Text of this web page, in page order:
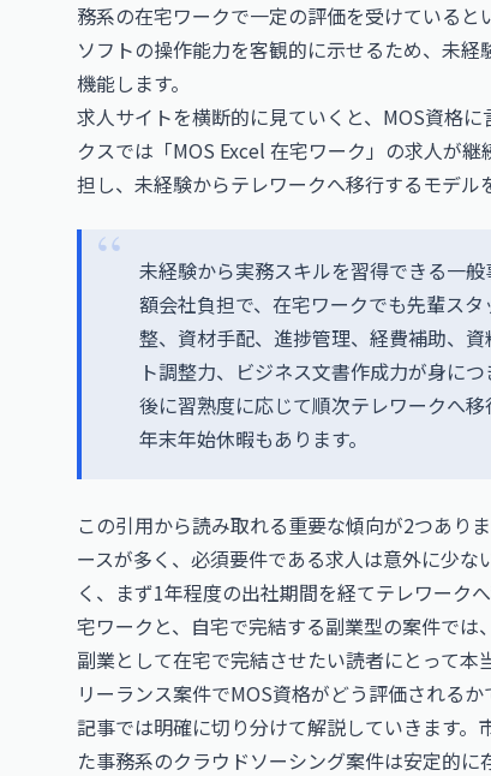
務系の在宅ワークで一定の評価を受けている
ソフトの操作能力を客観的に示せるため、未
機能します。
求人サイトを横断的に見ていくと、MOS資格
クスでは「MOS Excel 在宅ワーク」の求人が
担し、未経験からテレワークへ移行するモデル
未経験から実務スキルを習得できる一
額会社負担で、在宅ワークでも先輩ス
整、資材手配、進捗管理、経費補助、
ト調整力、ビジネス文書作成力が身に
後に習熟度に応じて順次テレワークへ
年末年始休暇もあります。
この引用から読み取れる重要な傾向が2つあり
ースが多く、必須要件である求人は意外に少
く、まず1年程度の出社期間を経てテレワーク
宅ワークと、自宅で完結する副業型の案件では
副業として在宅で完結させたい読者にとって
リーランス案件でMOS資格がどう評価される
記事では明確に切り分けて解説していきます
た事務系のクラウドソーシング案件は安定的に